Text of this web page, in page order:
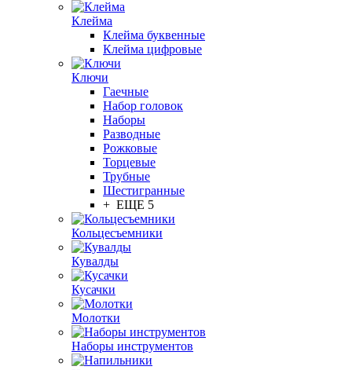
Клейма
Клейма буквенные
Клейма цифровые
Ключи
Гаечные
Набор головок
Наборы
Разводные
Рожковые
Торцевые
Трубные
Шестигранные
+ ЕЩЕ 5
Кольцесъемники
Кувалды
Кусачки
Молотки
Наборы инструментов